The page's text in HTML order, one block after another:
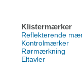
Klistermærker
Reflekterende
Kontrolmærker
Rørmærkning
Eltavler